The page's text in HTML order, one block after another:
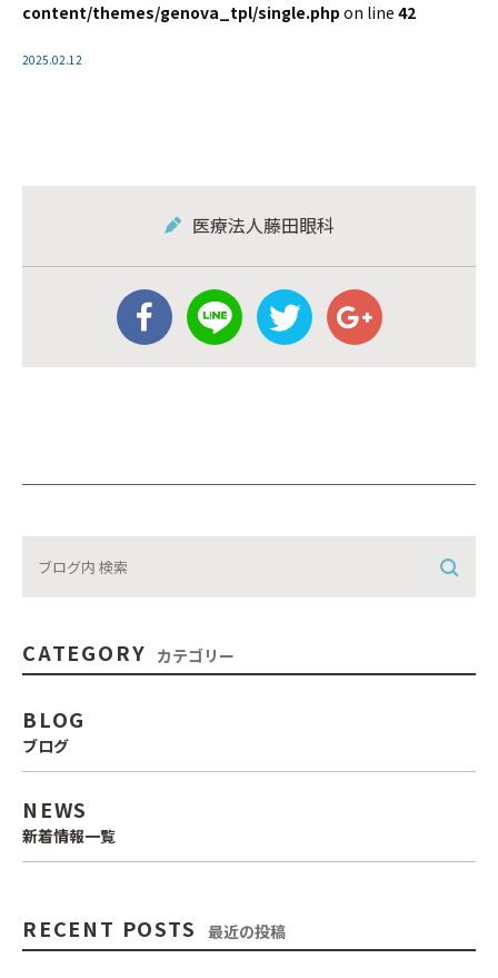
content/themes/genova_tpl/single.php on line 42
2025.02.12
医療法人藤田眼科
CATEGORY カテゴリー
BLOG
ブログ
NEWS
新着情報一覧
RECENT POSTS 最近の投稿